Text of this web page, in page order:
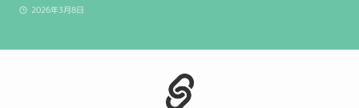
2026年3月8日